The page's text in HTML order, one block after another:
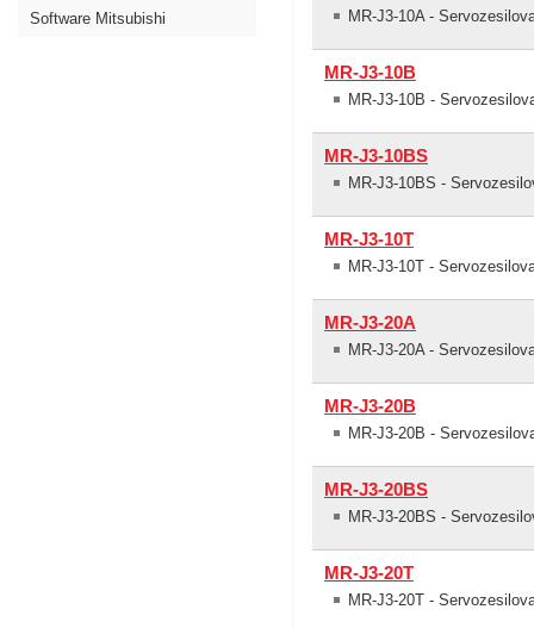
Software Mitsubishi MR-J3-10A -
MR-J3-10B
MR-J3-10B -
MR-J3-10BS
MR-J3-10BS -
MR-J3-10T
MR-J3-10T -
MR-J3-20A
MR-J3-20A -
MR-J3-20B
MR-J3-20B -
MR-J3-20BS
MR-J3-20BS -
MR-J3-20T
MR-J3-20T -